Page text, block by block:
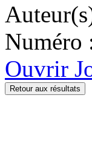
Numéro
Ouvrir
Retour aux résultats